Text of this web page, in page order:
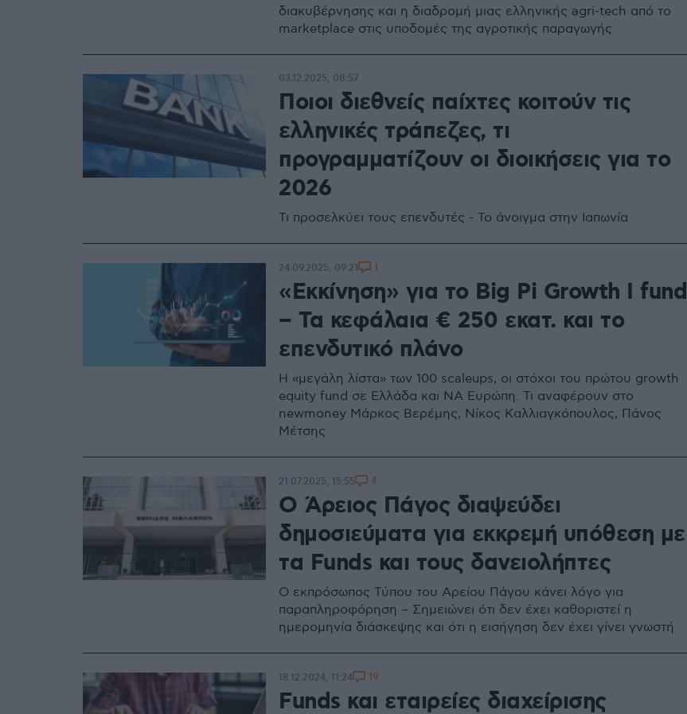
διακυβέρνησης και η διαδρομή μιας ελληνικής agri-tech από το
marketplace στις υποδομές της αγροτικής παραγωγής
Ποιοι διεθνείς παίχτες κοιτούν τις
ελληνικές τράπεζες, τι
προγραμματίζουν οι διοικήσεις για το
2026
Τι προσελκύει τους επενδυτές - Το άνοιγμα στην Ιαπωνία
03.12.2025, 08:57
«Εκκίνηση» για το Big Pi Growth I fund
– Τα κεφάλαια € 250 εκατ. και το
επενδυτικό πλάνο
Η «μεγάλη λίστα» των 100 scaleups, οι στόχοι του πρώτου growth
equity fund σε Ελλάδα και ΝΑ Ευρώπη. Τι αναφέρουν στο
newmoney Μάρκος Βερέμης, Νίκος Καλλιαγκόπουλος, Πάνος
Μέτσης
24.09.2025, 09:21 1
Ο Άρειος Πάγος διαψεύδει
δημοσιεύματα για εκκρεμή υπόθεση με
τα Funds και τους δανειολήπτες
Ο εκπρόσωπος Τύπου του Αρείου Πάγου κάνει λόγο για
παραπληροφόρηση – Σημειώνει ότι δεν έχει καθοριστεί η
ημερομηνία διάσκεψης και ότι η εισήγηση δεν έχει γίνει γνωστή
21.07.2025, 15:55 4
Funds και εταιρείες διαχείρισης
18.12.2024, 11:24 19